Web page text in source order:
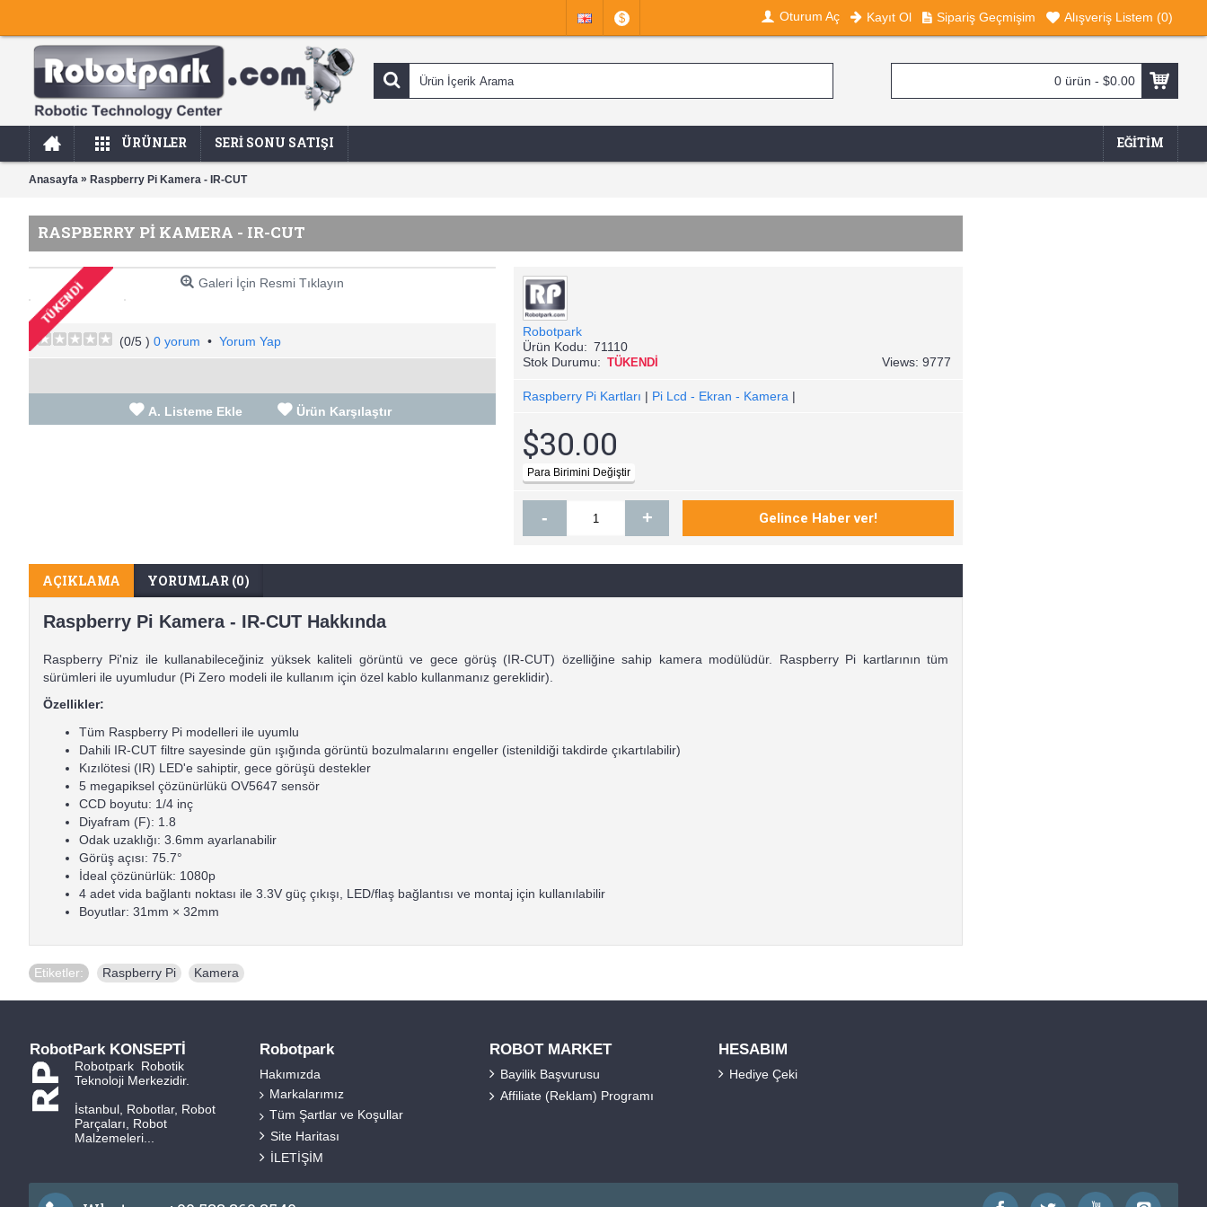
$ Oturum Aç Kayıt Ol Sipariş Geçmişim Alışveriş Listem (0)
0 ürün - $0.00
ÜRÜNLER SERI SONU SATIŞI EĞITIM
Anasayfa » Raspberry Pi Kamera - IR-CUT
RASPBERRY PI KAMERA - IR-CUT
Galeri İçin Resmi Tıklayın
(0/5 ) 0 yorum • Yorum Yap
A. Listeme Ekle Ürün Karşılaştır
Robotpark
Ürün Kodu: 71110
Stok Durumu: TÜKENDİ Views: 9777
Raspberry Pi Kartları | Pi Lcd - Ekran - Kamera |
$30.00
- +
AÇIKLAMA YORUMLAR (0)
Raspberry Pi Kamera - IR-CUT Hakkında
Raspberry Pi'niz ile kullanabileceğiniz yüksek kaliteli görüntü ve gece görüş (IR-CUT) özelliğine sahip kamera modülüdür. Raspberry Pi kartlarının tüm
sürümleri ile uyumludur (Pi Zero modeli ile kullanım için özel kablo kullanmanız gereklidir).
Özellikler:
Tüm Raspberry Pi modelleri ile uyumlu
Dahili IR-CUT filtre sayesinde gün ışığında görüntü bozulmalarını engeller (istenildiği takdirde çıkartılabilir)
Kızılötesi (IR) LED'e sahiptir, gece görüşü destekler
5 megapiksel çözünürlükü OV5647 sensör
CCD boyutu: 1/4 inç
Diyafram (F): 1.8
Odak uzaklığı: 3.6mm ayarlanabilir
Görüş açısı: 75.7°
İdeal çözünürlük: 1080p
4 adet vida bağlantı noktası ile 3.3V güç çıkışı, LED/flaş bağlantısı ve montaj için kullanılabilir
Boyutlar: 31mm × 32mm
Etiketler: Raspberry Pi Kamera
RobotPark KONSEPTİ
Robotpark Robotik
Teknoloji Merkezidir.
İstanbul, Robotlar, Robot
Parçaları, Robot
Malzemeleri...
Robotpark
Hakımızda
Markalarımız
Tüm Şartlar ve Koşullar
Site Haritası
İLETİŞİM
ROBOT MARKET
Bayilik Başvurusu
Affiliate (Reklam) Programı
HESABIM
Hediye Çeki